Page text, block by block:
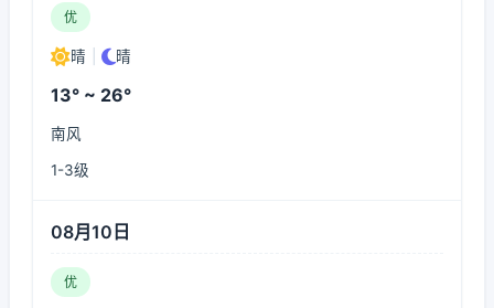
优
晴 晴
13° ~ 26°
南风
1-3级
08月10日
优